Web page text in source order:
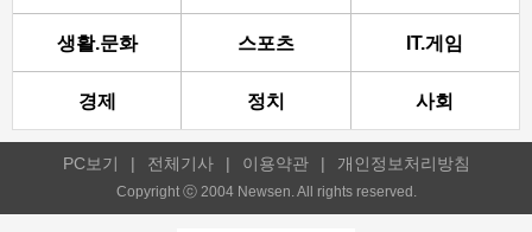
생활.문화 스포츠 IT.게임
경제 정치 사회
PC보기 | 전체기사 | 이용약관 | 개인정보처리방침
Copyright ⓒ 2004 Newsen. All rights reserved.